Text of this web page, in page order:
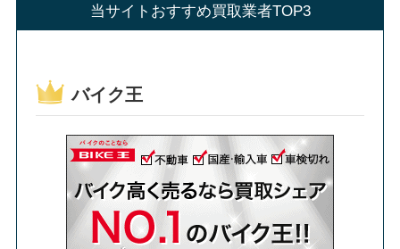
当サイトおすすめ買取業者TOP3
バイク王